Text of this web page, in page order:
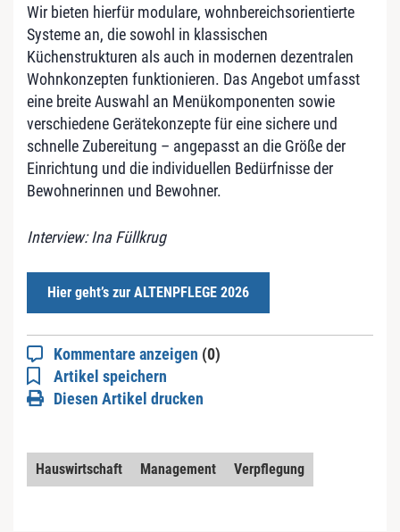
Wir bieten hierfür modulare, wohnbereichsorientierte
Systeme an, die sowohl in klassischen
Küchenstrukturen als auch in modernen dezentralen
Wohnkonzepten funktionieren. Das Angebot umfasst
eine breite Auswahl an Menükomponenten sowie
verschiedene Gerätekonzepte für eine sichere und
schnelle Zubereitung – angepasst an die Größe der
Einrichtung und die individuellen Bedürfnisse der
Bewohnerinnen und Bewohner.
Interview: Ina Füllkrug
Hier geht’s zur ALTENPFLEGE 2026
Kommentare anzeigen (0)
Artikel speichern
Diesen Artikel drucken
Hauswirtschaft Management Verpflegung